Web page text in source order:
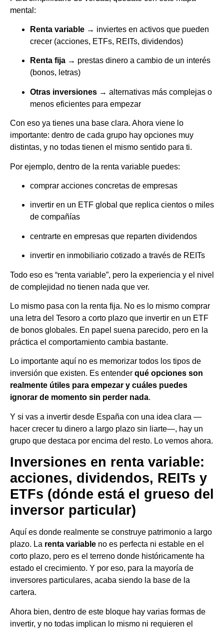
mental:
Renta variable → inviertes en activos que pueden
crecer (acciones, ETFs, REITs, dividendos)
Renta fija → prestas dinero a cambio de un interés
(bonos, letras)
Otras inversiones → alternativas más complejas o
menos eficientes para empezar
Con eso ya tienes una base clara. Ahora viene lo
importante: dentro de cada grupo hay opciones muy
distintas, y no todas tienen el mismo sentido para ti.
Por ejemplo, dentro de la renta variable puedes:
comprar acciones concretas de empresas
invertir en un ETF global que replica cientos o miles
de compañías
centrarte en empresas que reparten dividendos
invertir en inmobiliario cotizado a través de REITs
Todo eso es “renta variable”, pero la experiencia y el nivel
de complejidad no tienen nada que ver.
Lo mismo pasa con la renta fija. No es lo mismo comprar
una letra del Tesoro a corto plazo que invertir en un ETF
de bonos globales. En papel suena parecido, pero en la
práctica el comportamiento cambia bastante.
Lo importante aquí no es memorizar todos los tipos de
inversión que existen. Es entender qué opciones son
realmente útiles para empezar y cuáles puedes
ignorar de momento sin perder nada.
Y si vas a invertir desde España con una idea clara —
hacer crecer tu dinero a largo plazo sin liarte—, hay un
grupo que destaca por encima del resto. Lo vemos ahora.
Inversiones en renta variable:
acciones, dividendos, REITs y
ETFs (dónde está el grueso del
inversor particular)
Aquí es donde realmente se construye patrimonio a largo
plazo. La renta variable no es perfecta ni estable en el
corto plazo, pero es el terreno donde históricamente ha
estado el crecimiento. Y por eso, para la mayoría de
inversores particulares, acaba siendo la base de la
cartera.
Ahora bien, dentro de este bloque hay varias formas de
invertir, y no todas implican lo mismo ni requieren el